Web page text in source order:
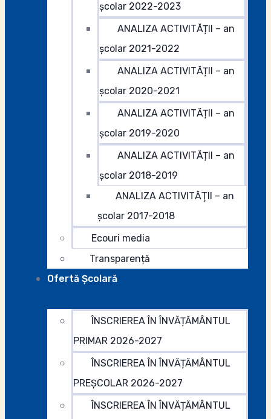
școlar 2022-2023
ANALIZA ACTIVITĂȚII – an
școlar 2021-2022
ANALIZA ACTIVITĂȚII – an
școlar 2020-2021
ANALIZA ACTIVITĂȚII – an
școlar 2019-2020
ANALIZA ACTIVITĂȚII – an
școlar 2018-2019
ANALIZA ACTIVITĂŢII – an
şcolar 2017-2018
Ecouri media
Transparență
Ofertă Şcolară
ÎNSCRIEREA ÎN ÎNVĂȚĂMÂNTUL
PRIMAR 2026-2027
ÎNSCRIEREA ÎN ÎNVĂȚĂMÂNTUL
PREȘCOLAR 2026-2027
ÎNSCRIEREA ÎN ÎNVĂȚĂMÂNTUL